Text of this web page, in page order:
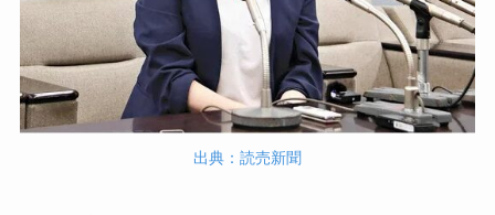
出典：読売新聞